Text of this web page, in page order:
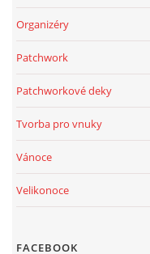
Organizéry
Patchwork
Patchworkové deky
Tvorba pro vnuky
Vánoce
Velikonoce
FACEBOOK